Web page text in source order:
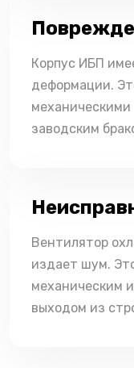
Корпус ИБП
деформации.
заводским
Вентилятор
издает шум.
механическим
выходом из